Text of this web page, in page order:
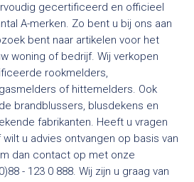
gecertificeerd en officieel
A-merken. Zo bent u bij ons aan
bent naar artikelen voor het
woning of bedrijf. Wij verkopen
rookmelders,
of hittemelders. Ook
brandblussers, blusdekens en
fabrikanten. Heeft u vragen
u advies ontvangen op basis van
dan contact op met onze
- 123 0 888. Wij zijn u graag van